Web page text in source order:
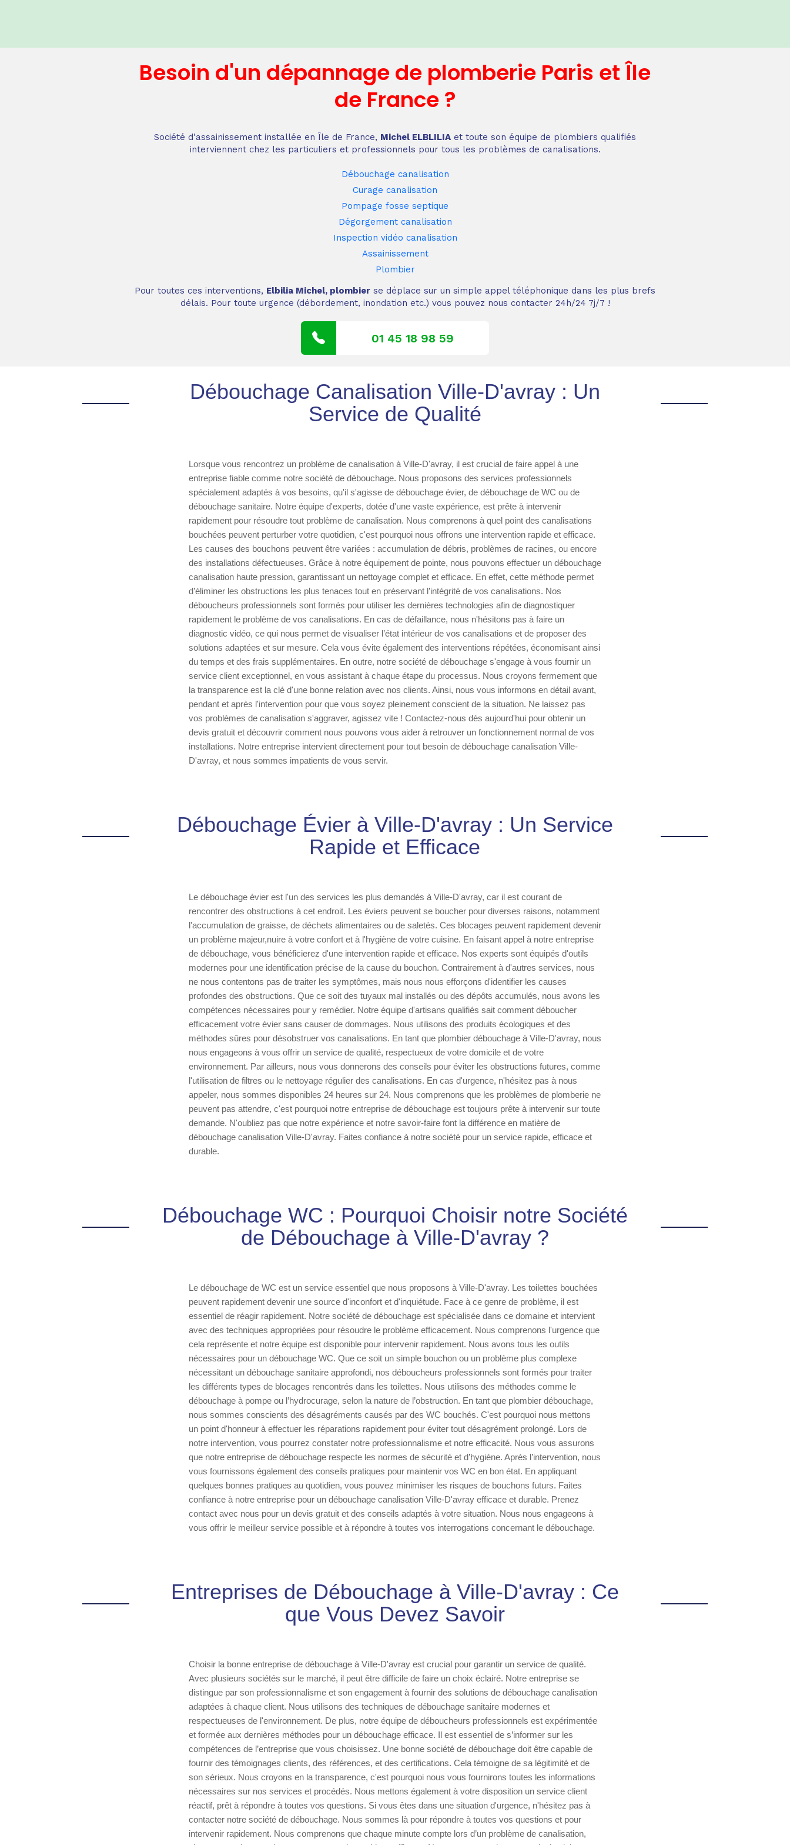
Besoin d'un dépannagede plomberie Paris et Île
de France?
Société d'assainissement installée en Île de France, Michel ELBLILIA et toute son équipe de plombiers qualifiés
interviennent chez les particuliers et professionnels pour tous les problèmes de canalisations.
Débouchage canalisation
Curage canalisation
Pompage fosse septique
Dégorgement canalisation
Inspection vidéo canalisation
Assainissement
Plombier
Pour toutes ces interventions, Elbilia Michel, plombier se déplace sur un simple appel téléphonique dans les plus brefs
délais. Pour toute urgence (débordement, inondation etc.) vous pouvez nous contacter 24h/24 7j/7 !
01 45 18 98 59
Débouchage Canalisation Ville-D'avray : Un
Service de Qualité
Lorsque vous rencontrez un problème de canalisation à Ville-D'avray, il est crucial de faire appel à une
entreprise fiable comme notre société de débouchage. Nous proposons des services professionnels
spécialement adaptés à vos besoins, qu'il s'agisse de débouchage évier, de débouchage de WC ou de
débouchage sanitaire. Notre équipe d'experts, dotée d'une vaste expérience, est prête à intervenir
rapidement pour résoudre tout problème de canalisation. Nous comprenons à quel point des canalisations
bouchées peuvent perturber votre quotidien, c'est pourquoi nous offrons une intervention rapide et efficace.
Les causes des bouchons peuvent être variées : accumulation de débris, problèmes de racines, ou encore
des installations défectueuses. Grâce à notre équipement de pointe, nous pouvons effectuer un débouchage
canalisation haute pression, garantissant un nettoyage complet et efficace. En effet, cette méthode permet
d’éliminer les obstructions les plus tenaces tout en préservant l’intégrité de vos canalisations. Nos
déboucheurs professionnels sont formés pour utiliser les dernières technologies afin de diagnostiquer
rapidement le problème de vos canalisations. En cas de défaillance, nous n'hésitons pas à faire un
diagnostic vidéo, ce qui nous permet de visualiser l’état intérieur de vos canalisations et de proposer des
solutions adaptées et sur mesure. Cela vous évite également des interventions répétées, économisant ainsi
du temps et des frais supplémentaires. En outre, notre société de débouchage s'engage à vous fournir un
service client exceptionnel, en vous assistant à chaque étape du processus. Nous croyons fermement que
la transparence est la clé d'une bonne relation avec nos clients. Ainsi, nous vous informons en détail avant,
pendant et après l'intervention pour que vous soyez pleinement conscient de la situation. Ne laissez pas
vos problèmes de canalisation s'aggraver, agissez vite ! Contactez-nous dès aujourd'hui pour obtenir un
devis gratuit et découvrir comment nous pouvons vous aider à retrouver un fonctionnement normal de vos
installations. Notre entreprise intervient directement pour tout besoin de débouchage canalisation Ville-
D'avray, et nous sommes impatients de vous servir.
Débouchage Évier à Ville-D'avray : Un Service
Rapide et Efficace
Le débouchage évier est l'un des services les plus demandés à Ville-D'avray, car il est courant de
rencontrer des obstructions à cet endroit. Les éviers peuvent se boucher pour diverses raisons, notamment
l'accumulation de graisse, de déchets alimentaires ou de saletés. Ces blocages peuvent rapidement devenir
un problème majeur,nuire à votre confort et à l'hygiène de votre cuisine. En faisant appel à notre entreprise
de débouchage, vous bénéficierez d'une intervention rapide et efficace. Nos experts sont équipés d'outils
modernes pour une identification précise de la cause du bouchon. Contrairement à d'autres services, nous
ne nous contentons pas de traiter les symptômes, mais nous nous efforçons d'identifier les causes
profondes des obstructions. Que ce soit des tuyaux mal installés ou des dépôts accumulés, nous avons les
compétences nécessaires pour y remédier. Notre équipe d'artisans qualifiés sait comment déboucher
efficacement votre évier sans causer de dommages. Nous utilisons des produits écologiques et des
méthodes sûres pour désobstruer vos canalisations. En tant que plombier débouchage à Ville-D'avray, nous
nous engageons à vous offrir un service de qualité, respectueux de votre domicile et de votre
environnement. Par ailleurs, nous vous donnerons des conseils pour éviter les obstructions futures, comme
l'utilisation de filtres ou le nettoyage régulier des canalisations. En cas d'urgence, n'hésitez pas à nous
appeler, nous sommes disponibles 24 heures sur 24. Nous comprenons que les problèmes de plomberie ne
peuvent pas attendre, c'est pourquoi notre entreprise de débouchage est toujours prête à intervenir sur toute
demande. N'oubliez pas que notre expérience et notre savoir-faire font la différence en matière de
débouchage canalisation Ville-D'avray. Faites confiance à notre société pour un service rapide, efficace et
durable.
Débouchage WC : Pourquoi Choisir notre Société
de Débouchage à Ville-D'avray ?
Le débouchage de WC est un service essentiel que nous proposons à Ville-D'avray. Les toilettes bouchées
peuvent rapidement devenir une source d'inconfort et d'inquiétude. Face à ce genre de problème, il est
essentiel de réagir rapidement. Notre société de débouchage est spécialisée dans ce domaine et intervient
avec des techniques appropriées pour résoudre le problème efficacement. Nous comprenons l'urgence que
cela représente et notre équipe est disponible pour intervenir rapidement. Nous avons tous les outils
nécessaires pour un débouchage WC. Que ce soit un simple bouchon ou un problème plus complexe
nécessitant un débouchage sanitaire approfondi, nos déboucheurs professionnels sont formés pour traiter
les différents types de blocages rencontrés dans les toilettes. Nous utilisons des méthodes comme le
débouchage à pompe ou l’hydrocurage, selon la nature de l’obstruction. En tant que plombier débouchage,
nous sommes conscients des désagréments causés par des WC bouchés. C'est pourquoi nous mettons
un point d'honneur à effectuer les réparations rapidement pour éviter tout désagrément prolongé. Lors de
notre intervention, vous pourrez constater notre professionnalisme et notre efficacité. Nous vous assurons
que notre entreprise de débouchage respecte les normes de sécurité et d’hygiène. Après l’intervention, nous
vous fournissons également des conseils pratiques pour maintenir vos WC en bon état. En appliquant
quelques bonnes pratiques au quotidien, vous pouvez minimiser les risques de bouchons futurs. Faites
confiance à notre entreprise pour un débouchage canalisation Ville-D'avray efficace et durable. Prenez
contact avec nous pour un devis gratuit et des conseils adaptés à votre situation. Nous nous engageons à
vous offrir le meilleur service possible et à répondre à toutes vos interrogations concernant le débouchage.
Entreprises de Débouchage à Ville-D'avray : Ce
que Vous Devez Savoir
Choisir la bonne entreprise de débouchage à Ville-D'avray est crucial pour garantir un service de qualité.
Avec plusieurs sociétés sur le marché, il peut être difficile de faire un choix éclairé. Notre entreprise se
distingue par son professionnalisme et son engagement à fournir des solutions de débouchage canalisation
adaptées à chaque client. Nous utilisons des techniques de débouchage sanitaire modernes et
respectueuses de l'environnement. De plus, notre équipe de déboucheurs professionnels est expérimentée
et formée aux dernières méthodes pour un débouchage efficace. Il est essentiel de s’informer sur les
compétences de l’entreprise que vous choisissez. Une bonne société de débouchage doit être capable de
fournir des témoignages clients, des références, et des certifications. Cela témoigne de sa légitimité et de
son sérieux. Nous croyons en la transparence, c'est pourquoi nous vous fournirons toutes les informations
nécessaires sur nos services et procédés. Nous mettons également à votre disposition un service client
réactif, prêt à répondre à toutes vos questions. Si vous êtes dans une situation d'urgence, n'hésitez pas à
contacter notre société de débouchage. Nous sommes là pour répondre à toutes vos questions et pour
intervenir rapidement. Nous comprenons que chaque minute compte lors d’un problème de canalisation,